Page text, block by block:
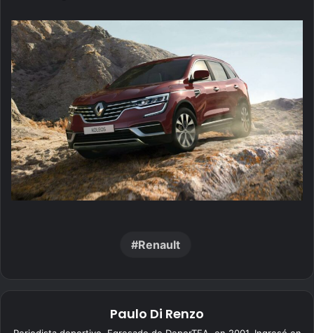
Renault
Paulo Di Renzo